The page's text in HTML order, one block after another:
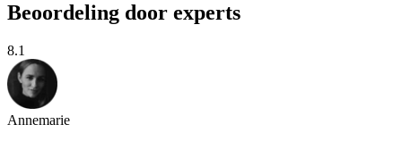
Beoordeling door experts
8.1
Annemarie